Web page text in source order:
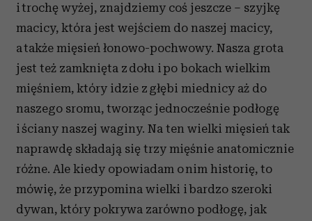
i trochę wyżej, znajdziemy coś jeszcze – szyjkę
macicy, która jest wejściem do naszej macicy,
a także mięsień łonowo-pochwowy. Nasza grota
jest też zamknięta z dołu i po bokach wielkim
mięśniem, który idzie z głębi miednicy aż do
naszego sromu, tworząc jednocześnie podłogę
i ściany naszej waginy. Na ten wielki mięsień tak
naprawdę składają się trzy mięśnie anatomicznie
różne. Ale kiedy opowiadam o nim historię, to
mówię, że przypomina wielki i bardzo szeroki
dywan, który pokrywa zarówno podłogę, jak